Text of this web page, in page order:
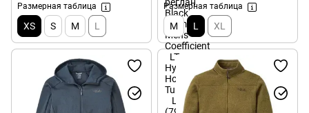
Размерная таблица
XS S M L
Размерная таблица
M L XL